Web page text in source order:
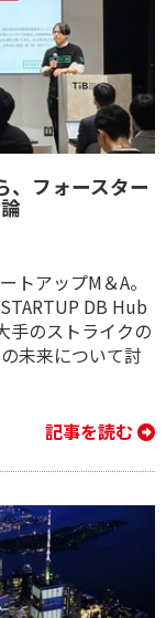
、フォースター
トアップM＆A。
DB Hub
手のストライクの
未来について討
記事を読む